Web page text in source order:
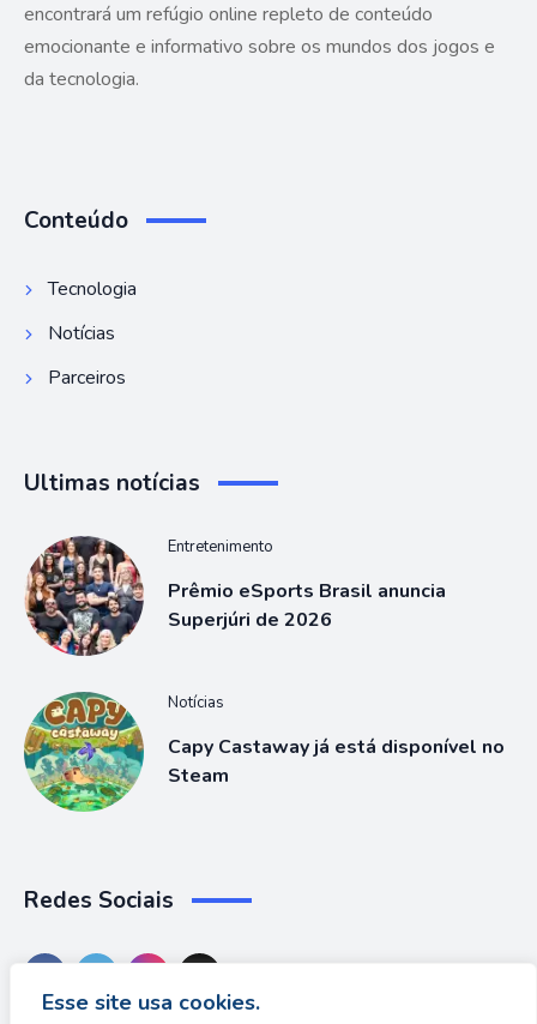
Esse site usa cookies.
encontrará um refúgio online repleto de conteúdo
emocionante e informativo sobre os mundos dos jogos e
da tecnologia.
Conteúdo
Tecnologia
Notícias
Parceiros
Ultimas notícias
Entretenimento
Prêmio eSports Brasil anuncia
Superjúri de 2026
Notícias
Capy Castaway já está disponível no
Steam
Redes Sociais